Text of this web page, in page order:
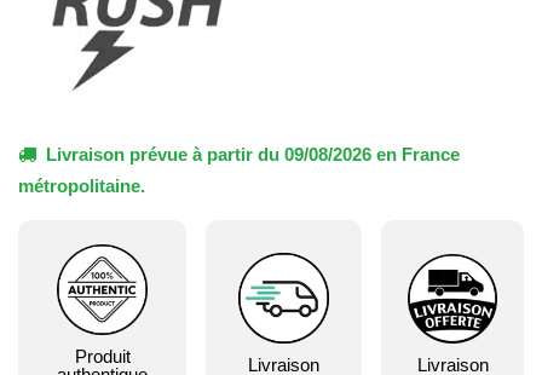
Livraison prévue à partir du 09/08/2026 en France
métropolitaine.
Produit
Livraison
Livraison